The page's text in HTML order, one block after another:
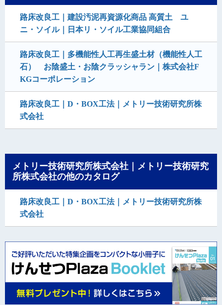
路床改良工｜建設汚泥再資源化商品 高質土 ユ
ニ・ソイル｜日本リ・ソイル工業協同組合
路床改良工｜多機能性人工再生盛土材（機能性人工
石） お陰盛土・お陰クラッシャラン｜株式会社F
KGコーポレーション
路床改良工｜D・BOX工法｜メトリー技術研究所株
式会社
メトリー技術研究所株式会社｜メトリー技術研究
所株式会社の他のカタログ
路床改良工｜D・BOX工法｜メトリー技術研究所株
式会社